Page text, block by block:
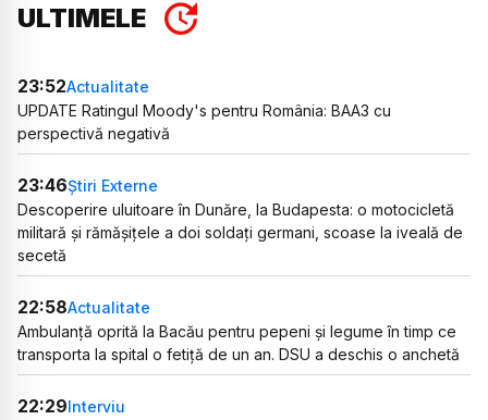
ULTIMELE
23:52Actualitate
UPDATE Ratingul Moody's pentru România: BAA3 cu
perspectivă negativă
23:46Știri Externe
Descoperire uluitoare în Dunăre, la Budapesta: o motocicletă
militară și rămășițele a doi soldați germani, scoase la iveală de
secetă
22:58Actualitate
Ambulanță oprită la Bacău pentru pepeni și legume în timp ce
transporta la spital o fetiță de un an. DSU a deschis o anchetă
22:29Interviu